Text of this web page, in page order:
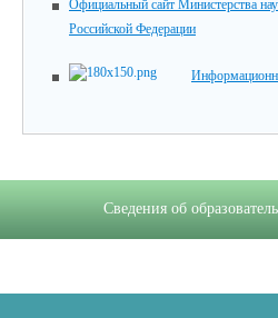
Официальный сайт Министерства
Российской Федерации
Сведения об